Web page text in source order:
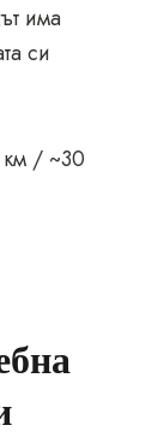
има
си
км / ~30